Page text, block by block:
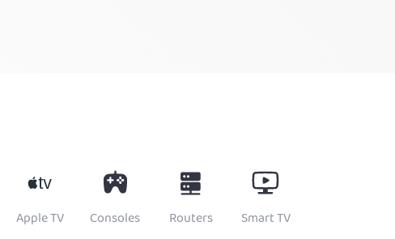
Apple TV Consoles Routers Smart TV